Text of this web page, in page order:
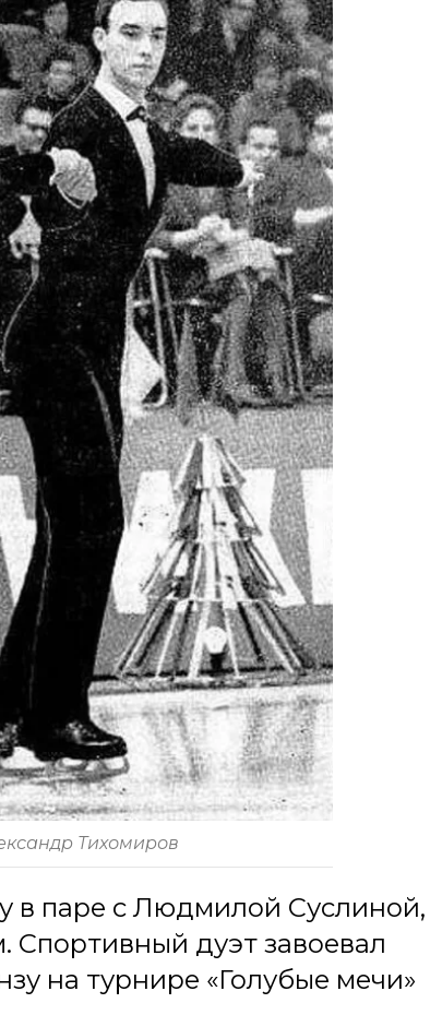
Тихомиров
в паре с Людмилой Суслиной,
Спортивный дуэт завоевал
на турнире «Голубые мечи»